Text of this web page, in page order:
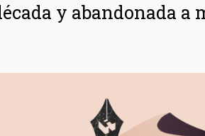
y abandonada a